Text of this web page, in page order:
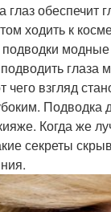
обеспечит
ходить к
модные
глаза
чего взгляд
Подводка
Когда же
секреты